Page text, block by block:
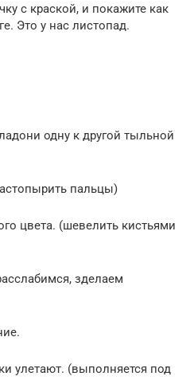
с краской, и покажите как
Это у нас листопад.
одну к другой тыльной
пальцы)
цвета. (шевелить кистьями
зделаем
улетают. (выполняется под